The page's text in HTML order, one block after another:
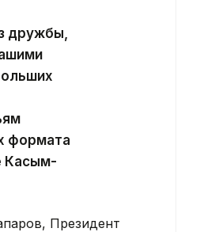
дружбы,
формата
Касым-
Президент